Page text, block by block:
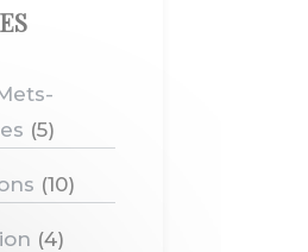
(5)
(10)
(4)